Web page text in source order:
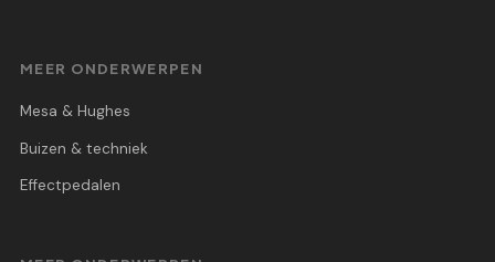
MEER ONDERWERPEN
Mesa & Hughes
Buizen & techniek
Effectpedalen